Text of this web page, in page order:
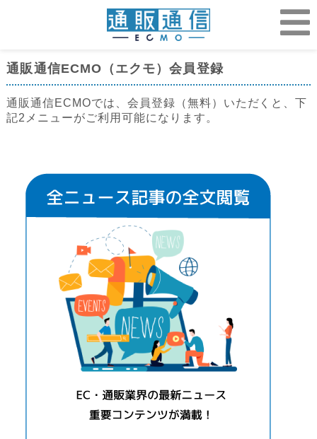
通販通信ECMO（エクモ）会員登録
通販通信ECMOでは、会員登録（無料）いただくと、下
記2メニューがご利用可能になります。